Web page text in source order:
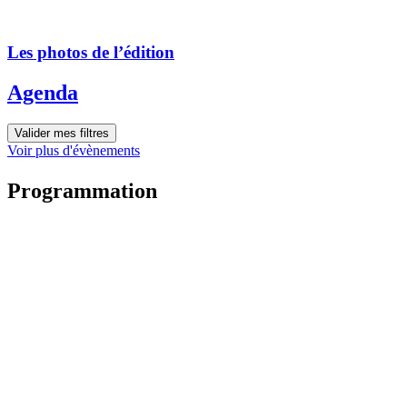
Les photos de l’édition
Agenda
Valider mes filtres
Voir plus d'évènements
Programmation